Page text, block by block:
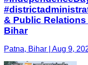
& Public
Bihar
Patna, Bihar | Aug 9,